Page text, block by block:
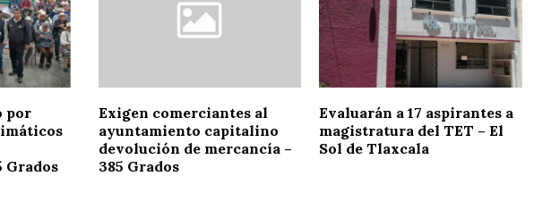
por
Grados
Exigen comerciantes al
ayuntamiento capitalino
devolución de mercancía –
385 Grados
Evaluarán a 17 aspirantes a
magistratura del TET – El
Sol de Tlaxcala